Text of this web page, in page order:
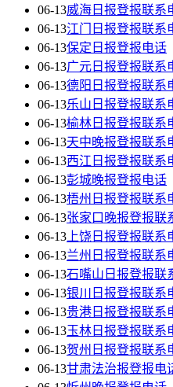
06-13威海日报登报联系
06-13江门日报登报联系
06-13保定日报登报电话
06-13广元日报登报联系
06-13德阳日报登报联系
06-13乐山日报登报联系
06-13榆林日报登报联系
06-13天中晚报登报联系
06-13西江日报登报联系
06-13彭城晚报登报电话
06-13梧州日报登报联系
06-13张家口晚报登报联
06-13 上饶日报登报联系
06-13兰州日报登报联系
06-13石嘴山日报登报联
06-13银川日报登报联系
06-13贵港日报登报联系
06-13玉林日报登报联系
06-13贺州日报登报联系
06-13甘肃法治报登报电